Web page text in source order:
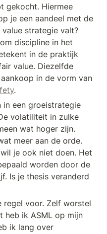
gekocht. Hiermee
je een aandeel met de
strategie valt?
discipline in het
in de praktijk
value. Diezelfde
in de vorm van
.
in een groeistrategie
volatiliteit in zulke
wat hoger zijn.
meer aan de orde.
je ook niet doen. Het
worden door de
Is je thesis veranderd
regel voor. Zelf worstel
heb ik ASML op mijn
ik lang over